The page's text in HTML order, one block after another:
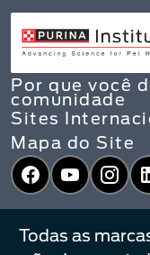
Por que você
comunidade
Sites
Mapa do Site
Facebook
Todas as